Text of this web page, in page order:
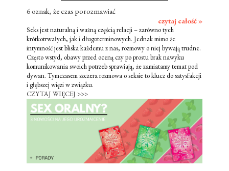
6 oznak, że czas porozmawiać
czytaj całość »
Seks jest naturalną i ważną częścią relacji – zarówno tych
krótkotrwałych, jak i długoterminowych. Jednak mimo że
intymność jest bliska każdemu z nas, rozmowy o niej bywają trudne.
Często wstyd, obawy przed oceną czy po prostu brak nawyku
komunikowania swoich potrzeb sprawiają, że zamiatamy temat pod
dywan. Tymczasem szczera rozmowa o seksie to klucz do satysfakcji
i głębszej więzi w związku.
CZYTAJ WIĘCEJ >>>